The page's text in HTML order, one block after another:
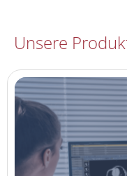
Unsere